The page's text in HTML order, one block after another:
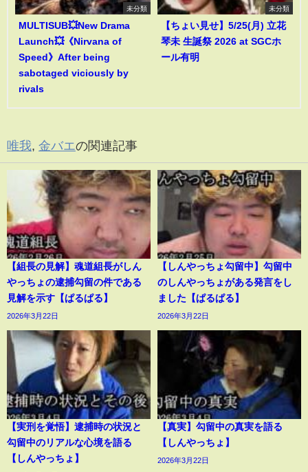
未分類
MULTISUB💥New Drama
Launch💥《Nirvana of
Speed》After being
sabotaged viciously by
rivals
未分類
【ちょい見せ】5/25(月) 立花
琴未 生誕祭 2026 at SGCホ
ール有明
唯我, 金バエの関連記事
【組長の見解】魂道組長がしん
やっちょの逮捕勾留の件である
見解を示す【ぱるぱる】
2026年3月22日
【しんやっちょ勾留中】勾留中
のしんやっちょがある発言をし
ました【ぱるぱる】
2026年3月22日
【実刑を覚悟】逮捕時の状況と
勾留中のリアルな心境を語る
【しんやっちょ】
【真実】勾留中の真実を語る
【しんやっちょ】
2026年3月22日